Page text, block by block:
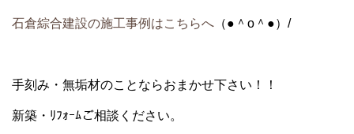
石倉綜合建設の施工事例はこちらへ （●＾o＾●）/
手刻み・無垢材のことならおまかせ下さい！！
新築・ﾘﾌｫｰﾑご相談ください。